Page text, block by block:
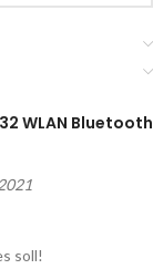
WLAN Bluetooth
soll!